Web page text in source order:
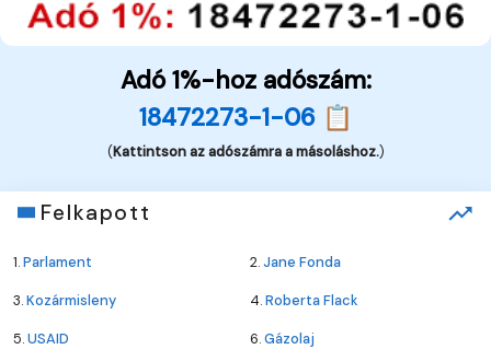
Adó 1%-hoz adószám:
18472273-1-06 📋
(Kattintson az adószámra a másoláshoz.)
Felkapott
1.Parlament 2.Jane Fonda
3.Kozármisleny 4.Roberta Flack
5.USAID 6.Gázolaj